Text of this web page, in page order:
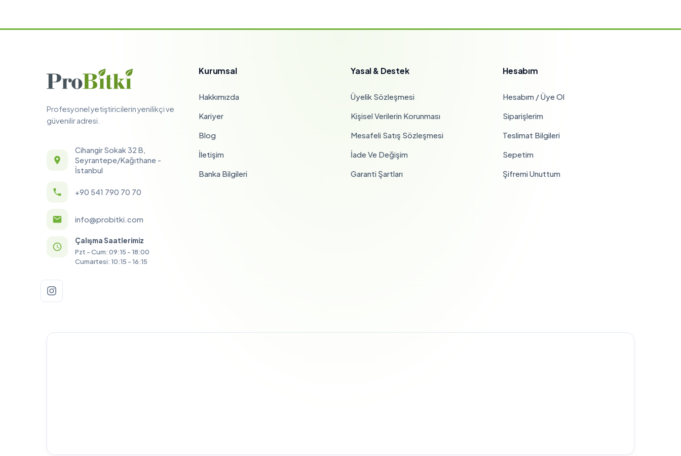
Profesyonel yetiştiricilerin yenilikçi ve
güvenilir adresi.
Cihangir Sokak 32 B,
Seyrantepe/Kağıthane -
İstanbul
+90 541 790 70 70
info@probitki.com
Çalışma Saatlerimiz
Pzt - Cum: 09:15 - 18:00
Cumartesi: 10:15 - 16:15
Kurumsal
Hakkımızda
Kariyer
Blog
İletişim
Banka Bilgileri
Yasal & Destek
Üyelik Sözleşmesi
Kişisel Verilerin Korunması
Mesafeli Satış Sözleşmesi
İade Ve Değişim
Garanti Şartları
Hesabım
Hesabım / Üye Ol
Siparişlerim
Teslimat Bilgileri
Sepetim
Şifremi Unuttum